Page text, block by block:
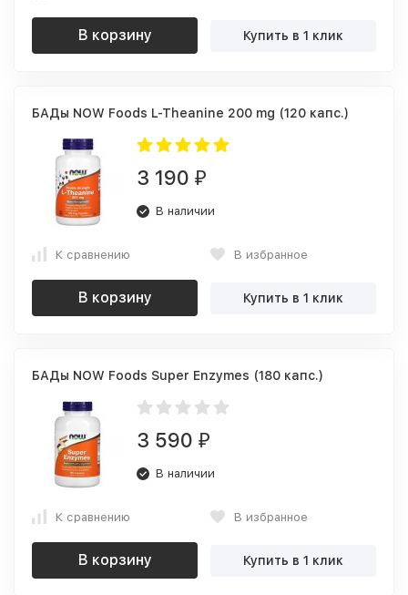
В корзину Купить в 1 клик
БАДы NOW Foods L-Theanine 200 mg (120 капс.)
3 190 ₽
В наличии
К сравнению В избранное
В корзину Купить в 1 клик
БАДы NOW Foods Super Enzymes (180 капс.)
3 590 ₽
В наличии
К сравнению В избранное
В корзину Купить в 1 клик